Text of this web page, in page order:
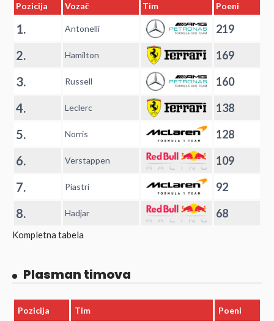
Pozicija Vozač Tim Poeni
1. Antonelli 219
2. Hamilton 169
3. Russell 160
4. Leclerc 138
5. Norris 128
6. Verstappen 109
7. Piastri 92
8. Hadjar 68
Kompletna tabela
Plasman timova
Pozicija Tim Poeni